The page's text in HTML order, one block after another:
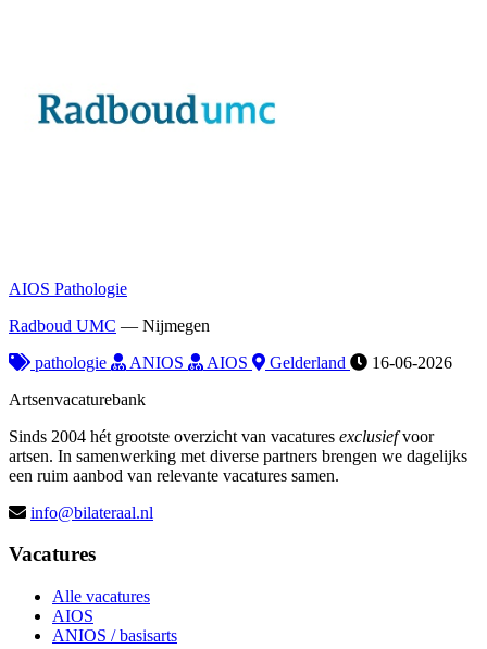
AIOS Pathologie
Radboud UMC — Nijmegen
pathologie
ANIOS AIOS Gelderland
16-06-2026
Artsenvacaturebank
Sinds 2004 hét grootste overzicht van vacatures exclusiefvoor
artsen. In samenwerking met diverse partners brengen we dagelijks
een ruim aanbod van relevante vacatures samen.
info@bilateraal.nl
Vacatures
Alle vacatures
AIOS
ANIOS / basisarts